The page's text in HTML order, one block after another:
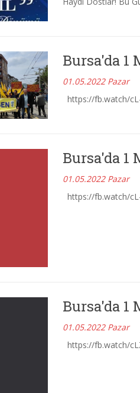
Bursa'da 1
01.05.2022 Pazar
https://fb.watch/
Bursa'da 1
01.05.2022 Pazar
https://fb.watch/
Bursa'da 1
01.05.2022 Pazar
https://fb.watch/